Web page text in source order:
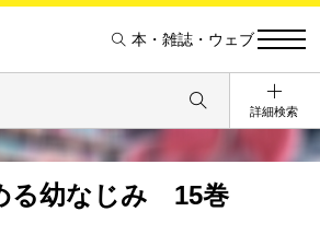
本・雑誌・ウェブ
詳細検索
る幼なじみ 15巻